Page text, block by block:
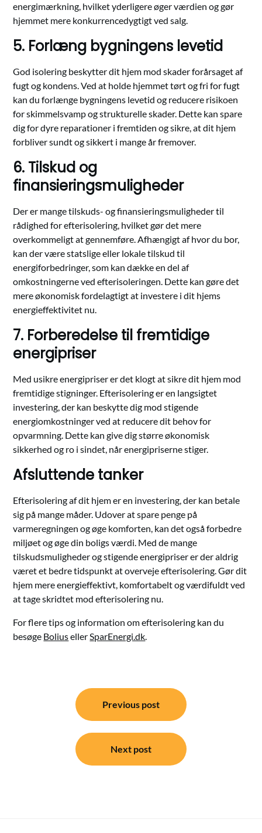
energimærkning, hvilket yderligere øger værdien og gør
hjemmet mere konkurrencedygtigt ved salg.
5. Forlæng bygningens levetid
God isolering beskytter dit hjem mod skader forårsaget af
fugt og kondens. Ved at holde hjemmet tørt og fri for fugt
kan du forlænge bygningens levetid og reducere risikoen
for skimmelsvamp og strukturelle skader. Dette kan spare
dig for dyre reparationer i fremtiden og sikre, at dit hjem
forbliver sundt og sikkert i mange år fremover.
6. Tilskud og
finansieringsmuligheder
Der er mange tilskuds- og finansieringsmuligheder til
rådighed for efterisolering, hvilket gør det mere
overkommeligt at gennemføre. Afhængigt af hvor du bor,
kan der være statslige eller lokale tilskud til
energiforbedringer, som kan dække en del af
omkostningerne ved efterisoleringen. Dette kan gøre det
mere økonomisk fordelagtigt at investere i dit hjems
energieffektivitet nu.
7. Forberedelse til fremtidige
energipriser
Med usikre energipriser er det klogt at sikre dit hjem mod
fremtidige stigninger. Efterisolering er en langsigtet
investering, der kan beskytte dig mod stigende
energiomkostninger ved at reducere dit behov for
opvarmning. Dette kan give dig større økonomisk
sikkerhed og ro i sindet, når energipriserne stiger.
Afsluttende tanker
Efterisolering af dit hjem er en investering, der kan betale
sig på mange måder. Udover at spare penge på
varmeregningen og øge komforten, kan det også forbedre
miljøet og øge din boligs værdi. Med de mange
tilskudsmuligheder og stigende energipriser er der aldrig
været et bedre tidspunkt at overveje efterisolering. Gør dit
hjem mere energieffektivt, komfortabelt og værdifuldt ved
at tage skridtet mod efterisolering nu.
For flere tips og information om efterisolering kan du
besøge BoliusellerSparEnergi.dk.
Indlægsnavigation
Previous post
Next post